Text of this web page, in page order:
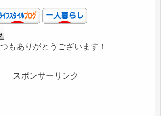
もありがとうございます！
スポンサーリンク